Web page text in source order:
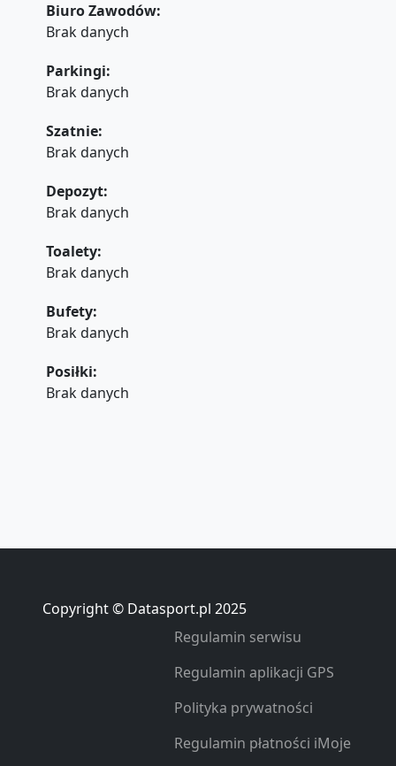
Biuro Zawodów:
Brak danych
Parkingi:
Brak danych
Szatnie:
Brak danych
Depozyt:
Brak danych
Toalety:
Brak danych
Bufety:
Brak danych
Posiłki:
Brak danych
Copyright © Datasport.pl 2025
Regulamin serwisu
Regulamin aplikacji GPS
Polityka prywatności
Regulamin płatności iMoje